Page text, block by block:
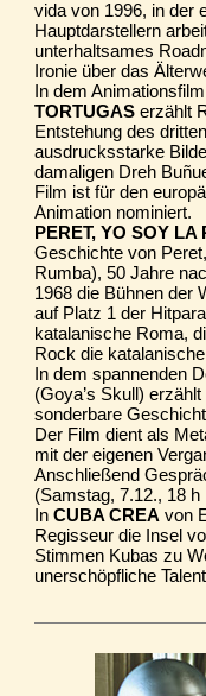
vida von 1996, in der
Hauptdarstellern
unterhaltsames
Ironie über das
In dem Animationsfilm
TORTUGAS erzählt
Entstehung des
ausdrucksstarke
damaligen Dreh
Film ist für den
Animation nominiert.
PERET, YO SOY LA
Geschichte von
Rumba), 50 Jahre
1968 die Bühnen der
auf Platz 1 der
katalanische Roma,
Rock die
In dem spannenden
(Goya’s Skull)
sonderbare
Der Film dient als
mit der eigenen
Anschließend
(Samstag, 7.12., 18 h
In CUBA CREA von
Regisseur die Insel
Stimmen Kubas zu
unerschöpfliche